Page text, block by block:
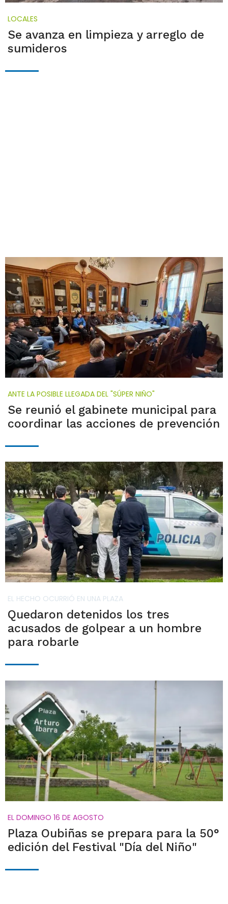
LOCALES
Se avanza en limpieza y arreglo de
sumideros
ANTE LA POSIBLE LLEGADA DEL "SÚPER NIÑO"
Se reunió el gabinete municipal para
coordinar las acciones de prevención
EL HECHO OCURRIÓ EN UNA PLAZA
Quedaron detenidos los tres
acusados de golpear a un hombre
para robarle
EL DOMINGO 16 DE AGOSTO
Plaza Oubiñas se prepara para la 50°
edición del Festival "Día del Niño"